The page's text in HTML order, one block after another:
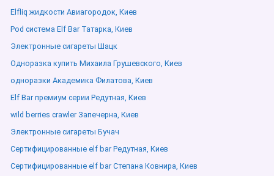
Elfliq жидкости Авиагородок, Киев
Pod система Elf Bar Татарка, Киев
Электронные сигареты Шацк
Одноразка купить Михаила Грушевского, Киев
одноразки Академика Филатова, Киев
Elf Bar премиум серии Редутная, Киев
wild berries crawler Запечерна, Киев
Электронные сигареты Бучач
Сертифицированные elf bar Редутная, Киев
Сертифицированные elf bar Степана Ковнира, Киев